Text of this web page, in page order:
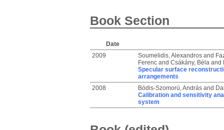
Book Section
Date
2009
Soumelidis, Alexandrosand
Ferencand Csákány, Bélaand
Specular surface
arrangements
2008
Bódis-Szomorú, Andrásand
Calibration and sensitivity
system